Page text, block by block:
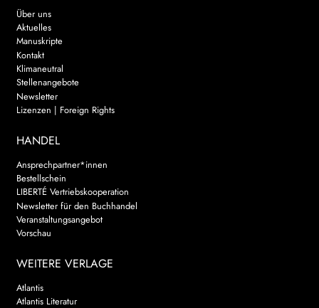
Über uns
Aktuelles
Manuskripte
Kontakt
Klimaneutral
Stellenangebote
Newsletter
Lizenzen | Foreign Rights
HANDEL
Ansprechpartner*innen
Bestellschein
LIBERTÉ Vertriebskooperation
Newsletter für den Buchhandel
Veranstaltungsangebot
Vorschau
WEITERE VERLAGE
Atlantis
Atlantis Literatur